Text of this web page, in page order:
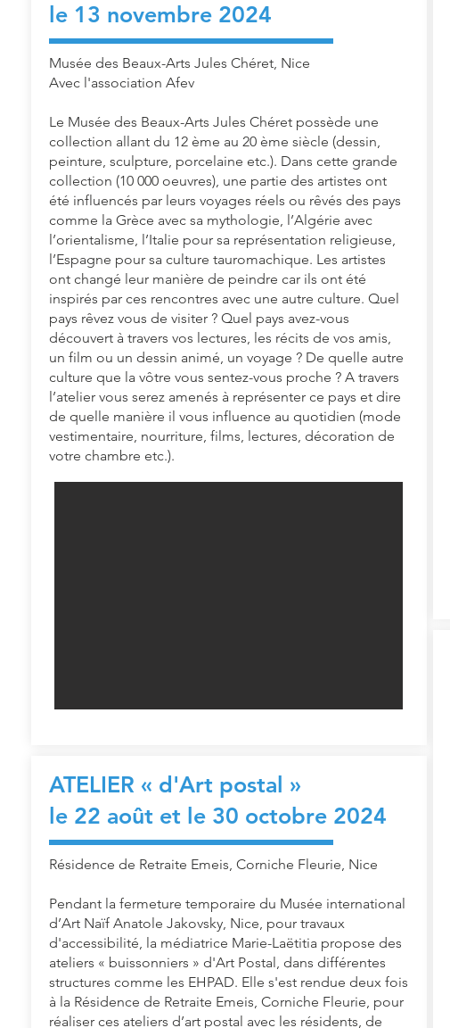
le 13 novembre 2024
Musée des Beaux-Arts Jules Chéret, Nice
Avec l'association Afev
Le Musée des Beaux-Arts Jules Chéret possède une
collection allant du 12 ème au 20 ème siècle (dessin,
peinture, sculpture, porcelaine etc.). Dans cette grande
collection (10 000 oeuvres), une partie des artistes ont
été influencés par leurs voyages réels ou rêvés des pays
comme la Grèce avec sa mythologie, l’Algérie avec
l’orientalisme, l’Italie pour sa représentation religieuse,
l’Espagne pour sa culture tauromachique. Les artistes
ont changé leur manière de peindre car ils ont été
inspirés par ces rencontres avec une autre culture. Quel
pays rêvez vous de visiter ? Quel pays avez-vous
découvert à travers vos lectures, les récits de vos amis,
un film ou un dessin animé, un voyage ? De quelle autre
culture que la vôtre vous sentez-vous proche ? A travers
l’atelier vous serez amenés à représenter ce pays et dire
de quelle manière il vous influence au quotidien (mode
vestimentaire, nourriture, films, lectures, décoration de
votre chambre etc.).
ATELIER « d'Art postal »
le 22 août et le 30 octobre 2024
Résidence de Retraite Emeis, Corniche Fleurie, Nice
Pendant la fermeture temporaire du Musée international
d’Art Naïf Anatole Jakovsky, Nice, pour travaux
d'accessibilité, la médiatrice Marie-Laëtitia propose des
ateliers « buissonniers » d'Art Postal, dans différentes
structures comme les EHPAD. Elle s'est rendue deux fois
à la Résidence de Retraite Emeis, Corniche Fleurie, pour
réaliser ces ateliers d’art postal avec les résidents, de